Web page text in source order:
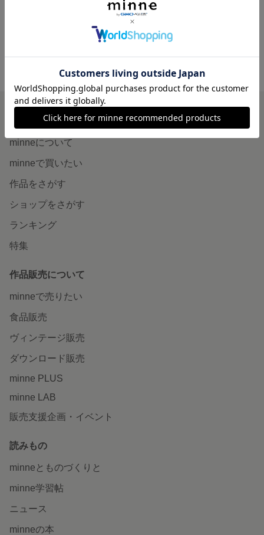
Gallery Audrey の作品一覧
minneを知る
minneについて
minneで買いたい
作品をさがす
ショップをさがす
ランキング
特集
作品販売について
minneで売りたい
食品販売
ヴィンテージ販売
ダウンロード販売
minne PLUS
minne LAB
販売支援企画・イベント
読みもの
minneとものづくりと
minne学習帖
ニュース
minneの本